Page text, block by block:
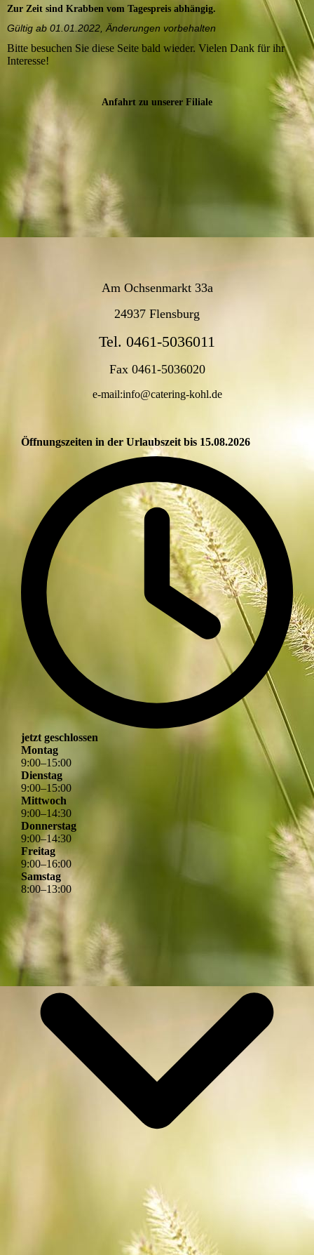
Zur Zeit sind Krabben vom Tagespreis abhängig.
Gültig ab 01.01.2022, Änderungen vorbehalten
Bitte besuchen Sie diese Seite bald wieder. Vielen Dank für ihr
Interesse!
Anfahrt zu unserer Filiale
Am Ochsenmarkt 33a
24937 Flensburg
Tel. 0461-5036011
Fax 0461-5036020
e-mail:info@catering-kohl.de
Öffnungszeiten in der Urlaubszeit bis 15.08.2026
jetzt geschlossen
Montag
9:00–15:00
Dienstag
9:00–15:00
Mittwoch
9:00–14:30
Donnerstag
9:00–14:30
Freitag
9:00–16:00
Samstag
8:00–13:00